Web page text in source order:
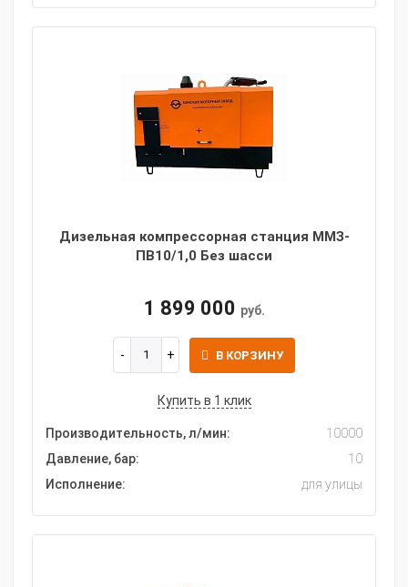
Дизельная компрессорная станция ММЗ-
ПВ10/1,0 Без шасси
1 899 000 руб.
В КОРЗИНУ
Купить в 1 клик
Производительность, л/мин:
10000
Давление, бар:
10
Исполнение:
для улицы